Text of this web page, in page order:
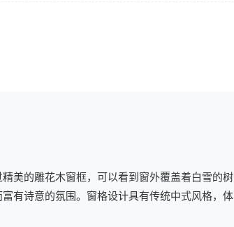
美的雕花木窗框，可以看到窗外覆盖着白雪的树
有诗意的氛围。窗格设计具有传统中式风格，体